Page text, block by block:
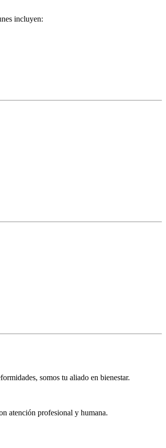
incluyen:
somos tu aliado en bienestar.
atención profesional y humana.